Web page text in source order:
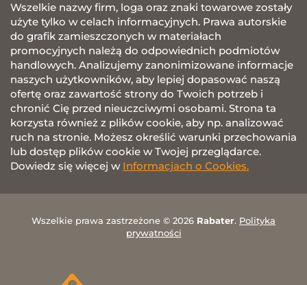
Wszelkie nazwy firm, loga oraz znaki towarowe zostały
użyte tylko w celach informacyjnych. Prawa autorskie
do grafik zamieszczonych w materiałach
promocyjnych należą do odpowiednich podmiotów
handlowych. Analizujemy zanonimizowane informacje
naszych użytkowników, aby lepiej dopasować naszą
ofertę oraz zawartość strony do Twoich potrzeb i
chronić Cię przed nieuczciwymi osobami. Strona ta
korzysta również z plików cookie, aby np. analizować
ruch na stronie. Możesz określić warunki przechowania
lub dostęp plików cookie w Twojej przeglądarce.
Dowiedz się więcej w Informacjach o Cookies.
Wszelkie prawa zastrzeżone © 2026 Rabater. Polityka
prywatności